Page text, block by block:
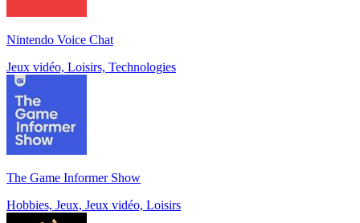
Nintendo Voice Chat
Jeux vidéo, Loisirs, Technologies
The Game Informer Show
Hobbies, Jeux, Jeux vidéo, Loisirs